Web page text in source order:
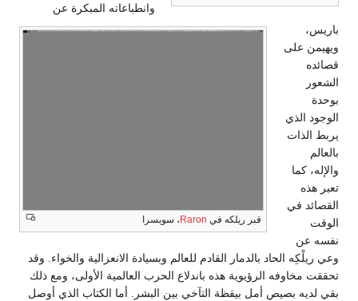
قبر ريلكه في Raron ، سويسرا
وانطباعاته المبكرة عن
باريس،
ويهيمن على
قصائده
الشعور
بوحدة
الوجود الذي
يربط الذات
بالعالم
والإله، كما
تعبر هذه
القصائد في
الوقت
نفسه عن
وعي ريلْكِه الحاد بالدمار القادم للعالم وبسيادة الانعزالية والخواء. وقد
تحققت مخاوفه الرؤيوية هذه باندلاع الحرب العالمية الأولى، ومع ذلك
بقي لديه بصيص أمل بيقظة التآخي بين البشر. أما الكتاب الذي أوصل